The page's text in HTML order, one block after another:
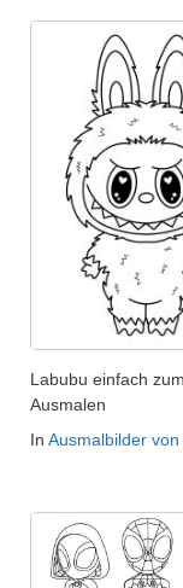
Labubu einfach zum
Ausmalen
In Ausmalbilder